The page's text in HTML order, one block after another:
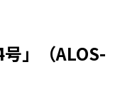
」（ALOS-